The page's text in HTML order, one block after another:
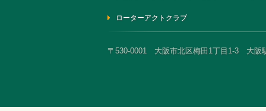
ローターアクトクラブ
〒530-0001 大阪市北区梅田1丁目1-3 大阪